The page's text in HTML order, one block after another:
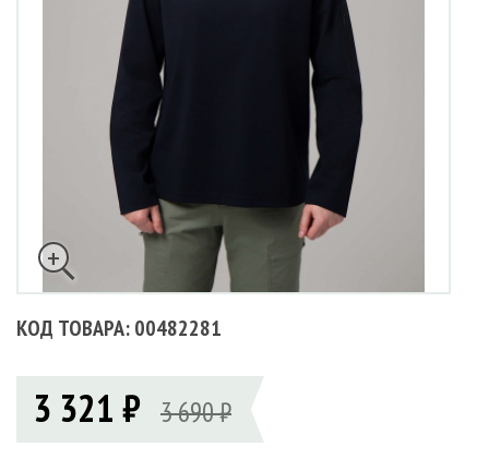
КОД ТОВАРА: 00482281
3 321 ₽ 3 690 ₽